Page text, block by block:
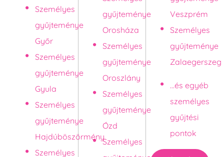
Személyes
gyűjteménye
Győr
Személyes
gyűjteménye
Gyula
Személyes
gyűjteménye
Hajdúböszörmény
Személyes
gyűjteménye
Orosháza
Személyes
gyűjteménye
Oroszlány
Személyes
gyűjteménye
Ózd
Személyes
Veszprém
Személyes
gyűjteménye
Zalaegerszeg
...és egyéb
személyes
gyűjtési
pontok